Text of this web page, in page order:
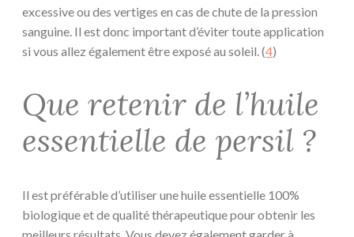
excessive ou des vertiges en cas de chute de la pression
sanguine. Il est donc important d’éviter toute application
si vous allez également être exposé au soleil. (4)
Que retenir de l’huile
essentielle de persil ?
Il est préférable d’utiliser une huile essentielle 100%
biologique et de qualité thérapeutique pour obtenir les